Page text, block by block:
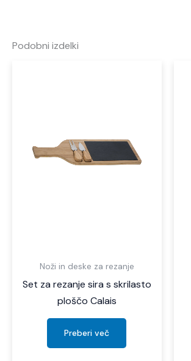
Podobni izdelki
Noži in deske za rezanje
Set za rezanje sira s skrilasto
ploščo Calais
Preberi več